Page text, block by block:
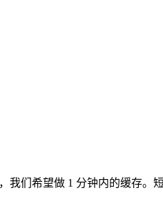
们希望做 1 分钟内的缓存